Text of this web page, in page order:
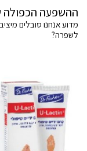
ההשפעה הכפולה
מדוע אנחנו סובלים
לשפרה?